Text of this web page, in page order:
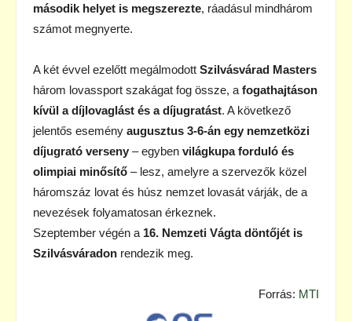
második helyet is megszerezte, ráadásul mindhárom
számot megnyerte.
A két évvel ezelőtt megálmodott Szilvásvárad Masters
három lovassport szakágat fog össze, a fogathajtáson
kívül a díjlovaglást és a díjugratást. A következő
jelentős esemény augusztus 3-6-án egy nemzetközi
díjugrató verseny – egyben világkupa forduló és
olimpiai minősítő – lesz, amelyre a szervezők közel
háromszáz lovat és húsz nemzet lovasát várják, de a
nevezések folyamatosan érkeznek.
Szeptember végén a 16. Nemzeti Vágta döntőjét is
Szilvásváradon rendezik meg.
Forrás: MTI